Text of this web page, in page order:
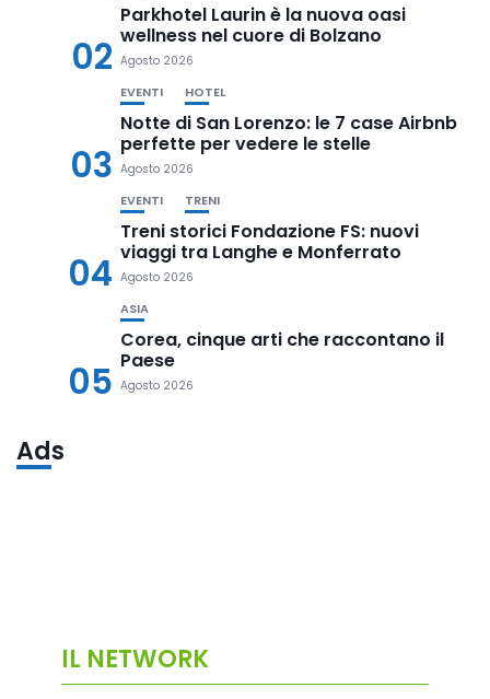
02
Parkhotel Laurin è la nuova oasi
wellness nel cuore di Bolzano
Agosto 2026
03
EVENTI HOTEL
Notte di San Lorenzo: le 7 case Airbnb
perfette per vedere le stelle
Agosto 2026
04
EVENTI TRENI
Treni storici Fondazione FS: nuovi
viaggi tra Langhe e Monferrato
Agosto 2026
05
ASIA
Corea, cinque arti che raccontano il
Paese
Agosto 2026
Ads
IL NETWORK